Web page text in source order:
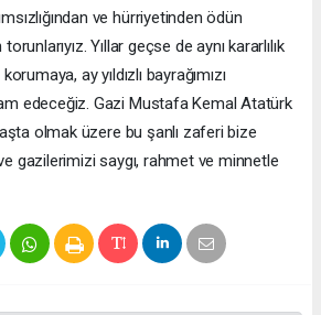
ve hürriyetinden ödün
Yıllar geçse de aynı kararlılık
ay yıldızlı bayrağımızı
edeceğiz. Gazi Mustafa Kemal Atatürk
olmak üzere bu şanlı zaferi bize
gazilerimizi saygı, rahmet ve minnetle